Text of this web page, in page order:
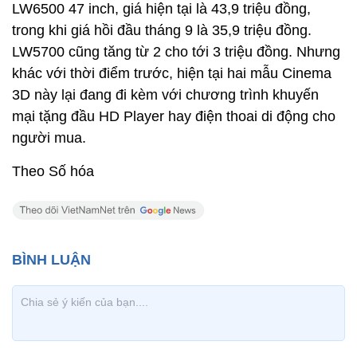
LW6500 47 inch, giá hiện tại là 43,9 triệu đồng,
trong khi giá hồi đầu tháng 9 là 35,9 triệu đồng.
LW5700 cũng tăng từ 2 cho tới 3 triệu đồng. Nhưng
khác với thời điểm trước, hiện tại hai mẫu Cinema
3D này lại đang đi kèm với chương trình khuyến
mại tặng đầu HD Player hay điện thoai di động cho
người mua.
Theo Số hóa